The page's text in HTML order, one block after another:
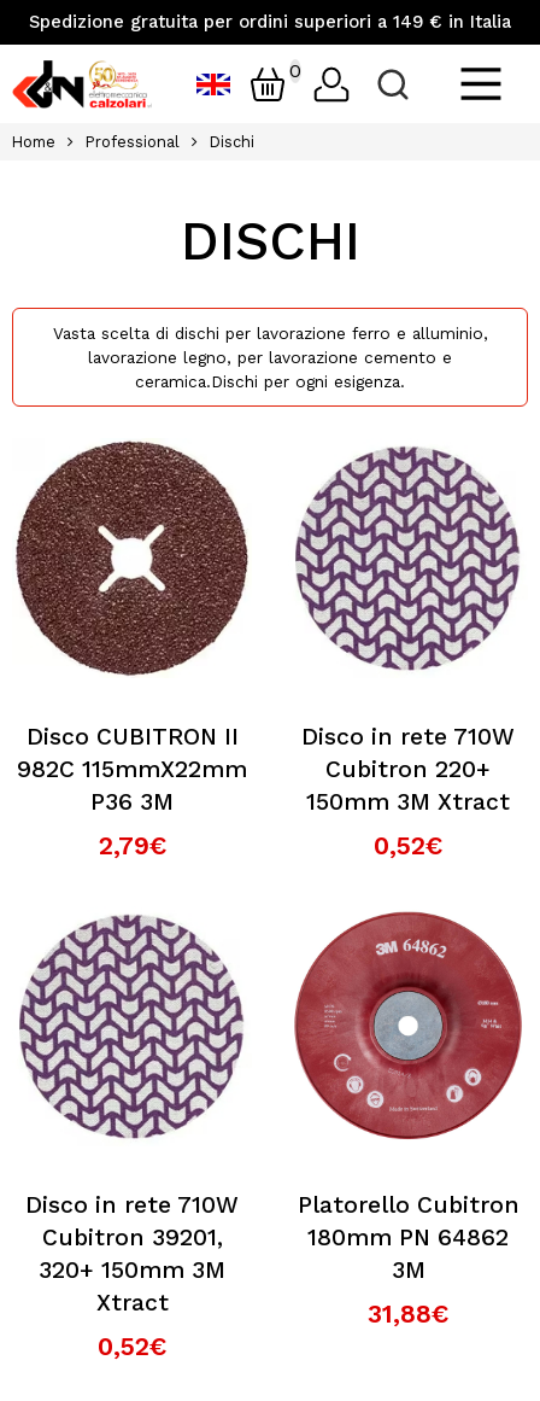
Spedizione gratuita per ordini superiori a 149 € in Italia
0
Home Professional Dischi
DISCHI
Vasta scelta di dischi per lavorazione ferro e alluminio,
lavorazione legno, per lavorazione cemento e
ceramica.Dischi per ogni esigenza.
Disco CUBITRON II
982C 115mmX22mm
P36 3M
2,79€
Disco in rete 710W
Cubitron 220+
150mm 3M Xtract
0,52€
Disco in rete 710W
Cubitron 39201,
320+ 150mm 3M
Xtract
0,52€
Platorello Cubitron
180mm PN 64862
3M
31,88€